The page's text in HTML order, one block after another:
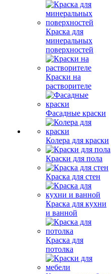
Краска для
минеральных
поверхностей
Краски на
растворителе
Фасадные краски
Колера для краски
Краски для пола
Краска для стен
Краска для кухни
и ванной
Краска для
потолка